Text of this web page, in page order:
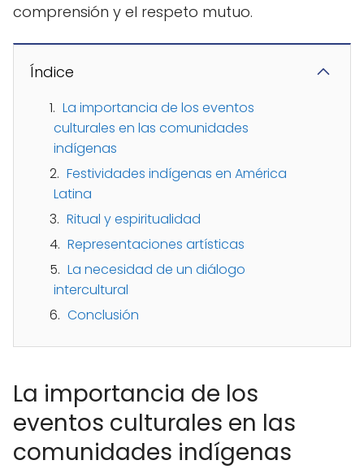
comprensión y el respeto mutuo.
Índice
La importancia de los eventos
culturales en las comunidades
indígenas
Festividades indígenas en América
Latina
Ritual y espiritualidad
Representaciones artísticas
La necesidad de un diálogo
intercultural
Conclusión
La importancia de los
eventos culturales en las
comunidades indígenas